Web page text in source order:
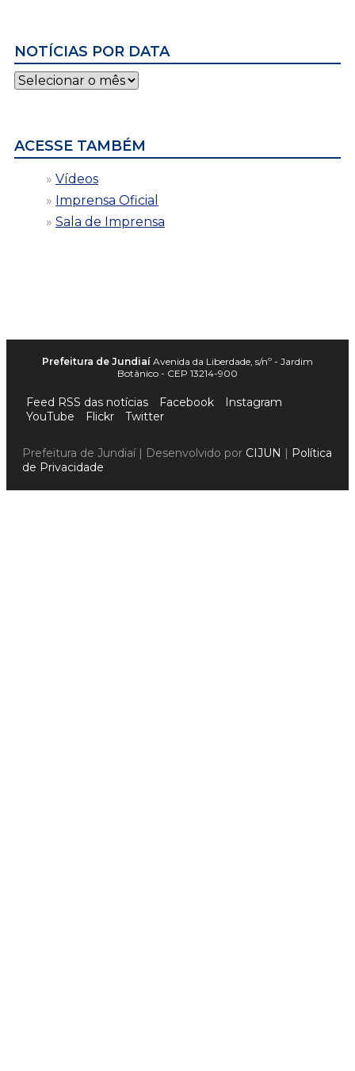
NOTÍCIAS POR DATA
Notícias
por
ACESSE TAMBÉM
Vídeos
Imprensa Oficial
Sala de Imprensa
Prefeitura de Jundiaí Avenida da Liberdade, s/nº - Jardim
Botânico - CEP 13214-900
Feed RSS das notícias Facebook
Instagram
YouTube
Flickr Twitter
Prefeitura de Jundiaí | Desenvolvido por CIJUN | Política
de Privacidade